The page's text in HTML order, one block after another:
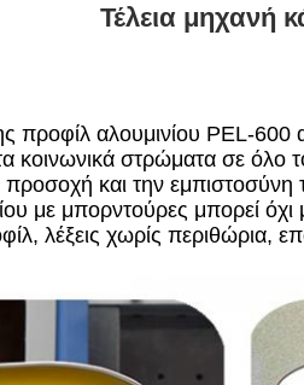
Τέλεια μηχανή
προφίλ αλουμινίου PEL-600
κοινωνικά στρώματα σε όλο
προσοχή και την
με μπορντούρες μπορεί
λέξεις χωρίς περιθώρια,